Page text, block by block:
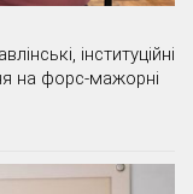
інституційні
на форс-мажорні